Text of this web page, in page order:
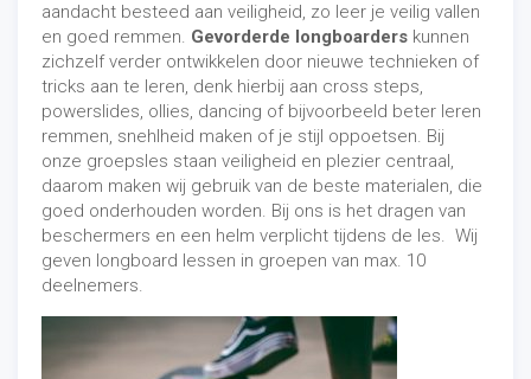
aandacht besteed aan veiligheid, zo leer je veilig vallen
en goed remmen. Gevorderde longboarders kunnen
zichzelf verder ontwikkelen door nieuwe technieken of
tricks aan te leren, denk hierbij aan cross steps,
powerslides, ollies, dancing of bijvoorbeeld beter leren
remmen, snehlheid maken of je stijl oppoetsen. Bij
onze groepsles staan veiligheid en plezier centraal,
daarom maken wij gebruik van de beste materialen, die
goed onderhouden worden. Bij ons is het dragen van
beschermers en een helm verplicht tijdens de les. Wij
geven longboard lessen in groepen van max. 10
deelnemers.